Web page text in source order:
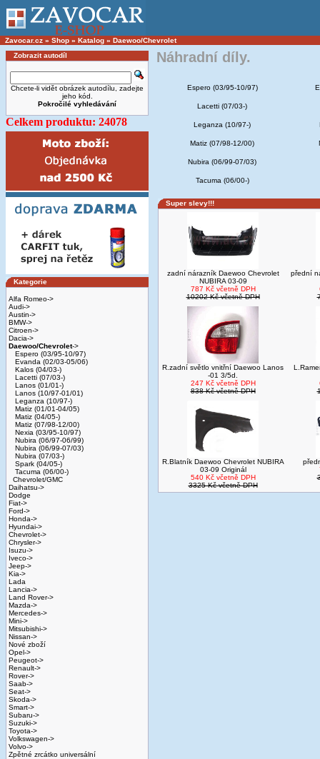
Zavocar.cz » Shop » Katalog » Daewoo/Chevrolet
Zobrazit autodíl
Chcete-li vidět obrázek autodílu, zadejte
jeho kód.
Pokročilé vyhledávání
Celkem produktu: 24078
Kategorie
Alfa Romeo->
Audi->
Austin->
BMW->
Citroen->
Dacia->
Daewoo/Chevrolet->
Espero (03/95-10/97)
Evanda (02/03-05/06)
Kalos (04/03-)
Lacetti (07/03-)
Lanos (01/01-)
Lanos (10/97-01/01)
Leganza (10/97-)
Matiz (01/01-04/05)
Matiz (04/05-)
Matiz (07/98-12/00)
Nexia (03/95-10/97)
Nubira (06/97-06/99)
Nubira (06/99-07/03)
Nubira (07/03-)
Spark (04/05-)
Tacuma (06/00-)
Chevrolet/GMC
Daihatsu->
Dodge
Fiat->
Ford->
Honda->
Hyundai->
Chevrolet->
Chrysler->
Isuzu->
Iveco->
Jeep->
Kia->
Lada
Lancia->
Land Rover->
Mazda->
Mercedes->
Mini->
Mitsubishi->
Nissan->
Nové zboží
Opel->
Peugeot->
Renault->
Rover->
Saab->
Seat->
Skoda->
Smart->
Subaru->
Suzuki->
Toyota->
Volkswagen->
Volvo->
Zpětné zrcátko universální
Náhradní díly.
Espero (03/95-10/97)
Lacetti (07/03-)
Leganza (10/97-)
Matiz (07/98-12/00)
Nubira (06/99-07/03)
Tacuma (06/00-)
Super slevy!!!
zadní nárazník Daewoo Chevrolet
NUBIRA 03-09
787 Kč včetně DPH
10202 Kč včetně DPH
přední
R.zadní světlo vnitřní Daewoo Lanos
-01 3/5d.
247 Kč včetně DPH
838 Kč včetně DPH
R.Blatník Daewoo Chevrolet NUBIRA
03-09 Originál
540 Kč včetně DPH
3325 Kč včetně DPH